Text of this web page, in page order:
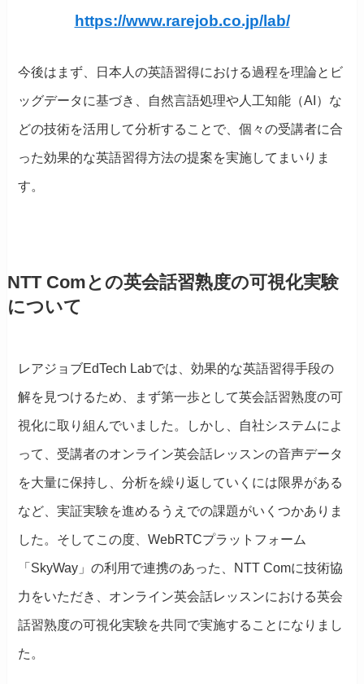
https://www.rarejob.co.jp/lab/
今後はまず、日本人の英語習得における過程を理論とビ
ッグデータに基づき、自然言語処理や人工知能（AI）な
どの技術を活用して分析することで、個々の受講者に合
った効果的な英語習得方法の提案を実施してまいりま
す。
NTT Comとの英会話習熟度の可視化実験
について
レアジョブEdTech Labでは、効果的な英語習得手段の
解を見つけるため、まず第一歩として英会話習熟度の可
視化に取り組んでいました。しかし、自社システムによ
って、受講者のオンライン英会話レッスンの音声データ
を大量に保持し、分析を繰り返していくには限界がある
など、実証実験を進めるうえでの課題がいくつかありま
した。そしてこの度、WebRTCプラットフォーム
「SkyWay」の利用で連携のあった、NTT Comに技術協
力をいただき、オンライン英会話レッスンにおける英会
話習熟度の可視化実験を共同で実施することになりまし
た。